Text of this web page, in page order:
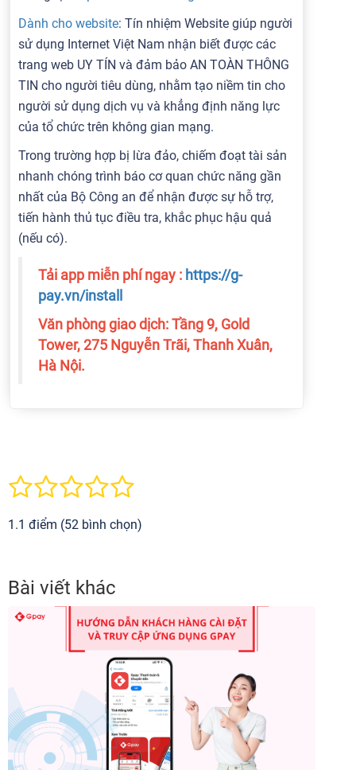
Dành cho website: Tín nhiệm Website giúp người
sử dụng Internet Việt Nam nhận biết được các
trang web UY TÍN và đảm bảo AN TOÀN THÔNG
TIN cho người tiêu dùng, nhằm tạo niềm tin cho
người sử dụng dịch vụ và khẳng định năng lực
của tổ chức trên không gian mạng.
Trong trường hợp bị lừa đảo, chiếm đoạt tài sản
nhanh chóng trình báo cơ quan chức năng gần
nhất của Bộ Công an để nhận được sự hỗ trợ,
tiến hành thủ tục điều tra, khắc phục hậu quả
(nếu có).
Tải app miễn phí ngay : https://g-
pay.vn/install
Văn phòng giao dịch: Tầng 9, Gold
Tower, 275 Nguyễn Trãi, Thanh Xuân,
Hà Nội.
1.1 điểm (52 bình chọn)
Bài viết khác